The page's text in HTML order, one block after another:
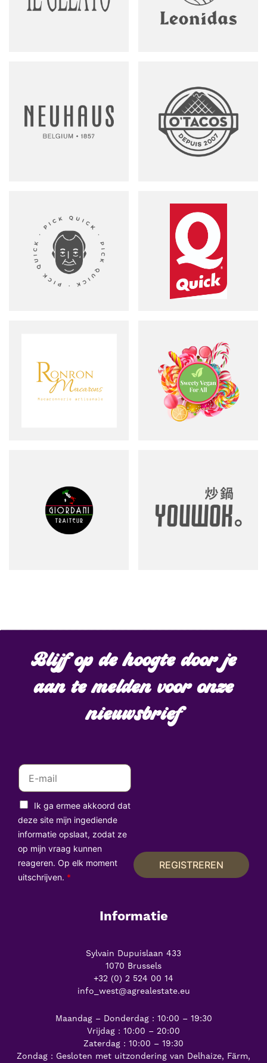
Blijf op de hoogte door je
aan te melden voor onze
nieuwsbrief
E
a
i
l
*
Ik ga ermee akkoord dat
deze site mijn ingediende
informatie opslaat, zodat ze
op mijn vraag kunnen
reageren. Op elk moment
uitschrijven. *
REGISTREREN
Informatie
Sylvain Dupuislaan 433
1070 Brussels
+32 (0) 2 524 00 14
info_west@agrealestate.eu
Maandag – Donderdag : 10:00 – 19:30
Vrijdag : 10:00 – 20:00
Zaterdag : 10:00 – 19:30
Zondag : Gesloten met uitzondering van Delhaize, Färm,